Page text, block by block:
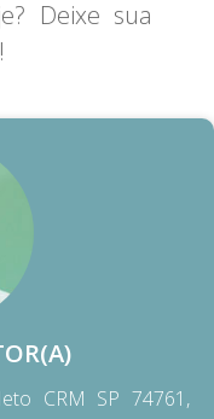
Deixe sua
CRM SP 74761,